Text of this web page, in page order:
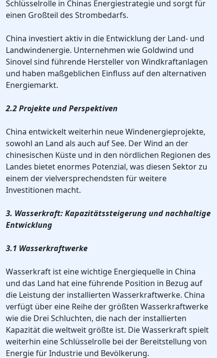
Schlüsselrolle in Chinas Energiestrategie und sorgt für
einen Großteil des Strombedarfs.
China investiert aktiv in die Entwicklung der Land- und
Landwindenergie. Unternehmen wie Goldwind und
Sinovel sind führende Hersteller von Windkraftanlagen
und haben maßgeblichen Einfluss auf den alternativen
Energiemarkt.
2.2 Projekte und Perspektiven
China entwickelt weiterhin neue Windenergieprojekte,
sowohl an Land als auch auf See. Der Wind an der
chinesischen Küste und in den nördlichen Regionen des
Landes bietet enormes Potenzial, was diesen Sektor zu
einem der vielversprechendsten für weitere
Investitionen macht.
3. Wasserkraft: Kapazitätssteigerung und nachhaltige
Entwicklung
3.1 Wasserkraftwerke
Wasserkraft ist eine wichtige Energiequelle in China
und das Land hat eine führende Position in Bezug auf
die Leistung der installierten Wasserkraftwerke. China
verfügt über eine Reihe der größten Wasserkraftwerke
wie die Drei Schluchten, die nach der installierten
Kapazität die weltweit größte ist. Die Wasserkraft spielt
weiterhin eine Schlüsselrolle bei der Bereitstellung von
Energie für Industrie und Bevölkerung.